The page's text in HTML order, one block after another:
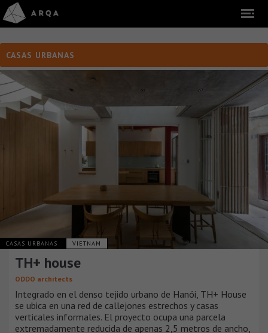
CASAS URBANAS
CASAS URBANAS VIETNAM
TH+ house
ODDO architects
Integrado en el denso tejido urbano de Hanói, TH+ House
se ubica en una red de callejones estrechos y casas
verticales informales. El proyecto ocupa una parcela
extremadamente reducida de apenas 2,5 metros de ancho,